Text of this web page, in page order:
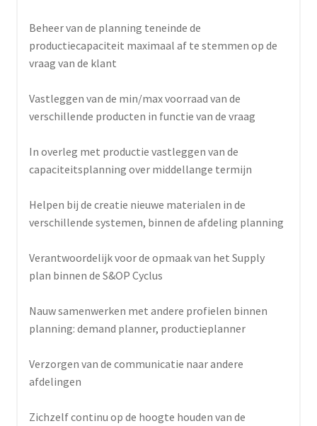
Beheer van de planning teneinde de
productiecapaciteit maximaal af te stemmen op de
vraag van de klant
Vastleggen van de min/max voorraad van de
verschillende producten in functie van de vraag
In overleg met productie vastleggen van de
capaciteitsplanning over middellange termijn
Helpen bij de creatie nieuwe materialen in de
verschillende systemen, binnen de afdeling planning
Verantwoordelijk voor de opmaak van het Supply
plan binnen de S&OP Cyclus
Nauw samenwerken met andere profielen binnen
planning: demand planner, productieplanner
Verzorgen van de communicatie naar andere
afdelingen
Zichzelf continu op de hoogte houden van de